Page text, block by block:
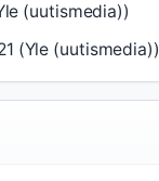
(uutismedia))
(Yle (uutismedia))